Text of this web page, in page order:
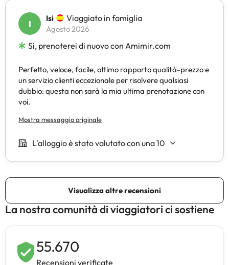
La nostra comunità di viaggiatori ci sostiene
55.670
Recensioni verificate